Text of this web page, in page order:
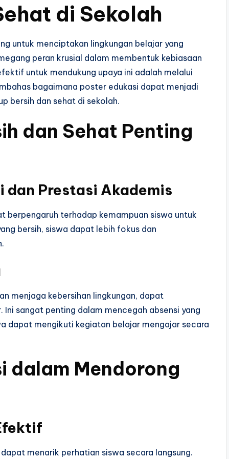
di Sekolah
untuk menciptakan lingkungan belajar yang
peran krusial dalam membentuk kebiasaan
untuk mendukung upaya ini adalah melalui
bagaimana poster edukasi dapat menjadi
bersih dan sehat di sekolah.
dan Sehat Penting
Prestasi Akademis
berpengaruh terhadap kemampuan siswa untuk
bersih, siswa dapat lebih fokus dan
menjaga kebersihan lingkungan, dapat
sangat penting dalam mencegah absensi yang
dapat mengikuti kegiatan belajar mengajar secara
dalam Mendorong
menarik perhatian siswa secara langsung.